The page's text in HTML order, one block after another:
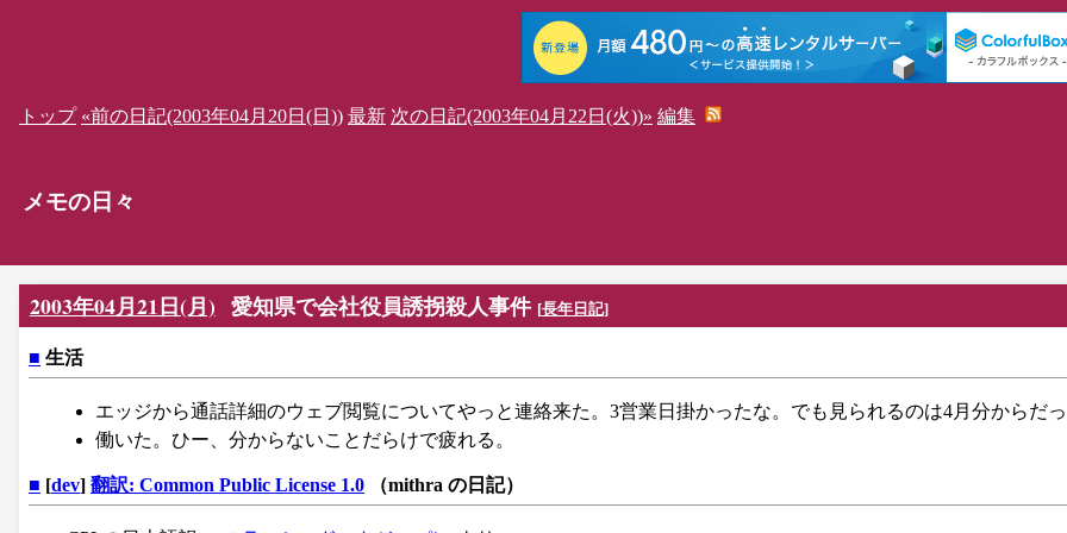
トップ «前の日記(2003年04月20日(日)) 最新 次の日記(2003年04月22日(火))» 編集
メモの日々
2003年04月21日(月) 愛知県で会社役員誘拐殺人事件 [長年日記]
■ 生活
エッジから通話詳細のウェブ閲覧についてやっと連絡来た。3営業日掛かったな。でも見られるのは4月分からだ
働いた。ひー、分からないことだらけで疲れる。
■ [dev] 翻訳: Common Public License 1.0 （mithra の日記）